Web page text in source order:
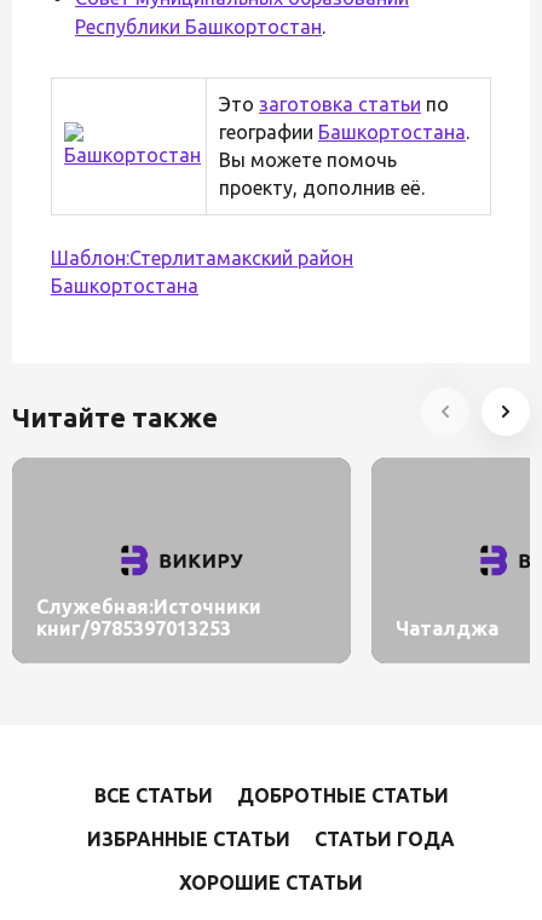
Республики Башкортостан.
Это заготовка статьи по
географии Башкортостана.
Вы можете помочь
проекту, дополнив её.
Шаблон:Стерлитамакский район
Башкортостана
Читайте также
Служебная:Источники
книг/9785397013253
Чаталджа
ВСЕ СТАТЬИ
ДОБРОТНЫЕ СТАТЬИ
ИЗБРАННЫЕ СТАТЬИ
СТАТЬИ ГОДА
ХОРОШИЕ СТАТЬИ